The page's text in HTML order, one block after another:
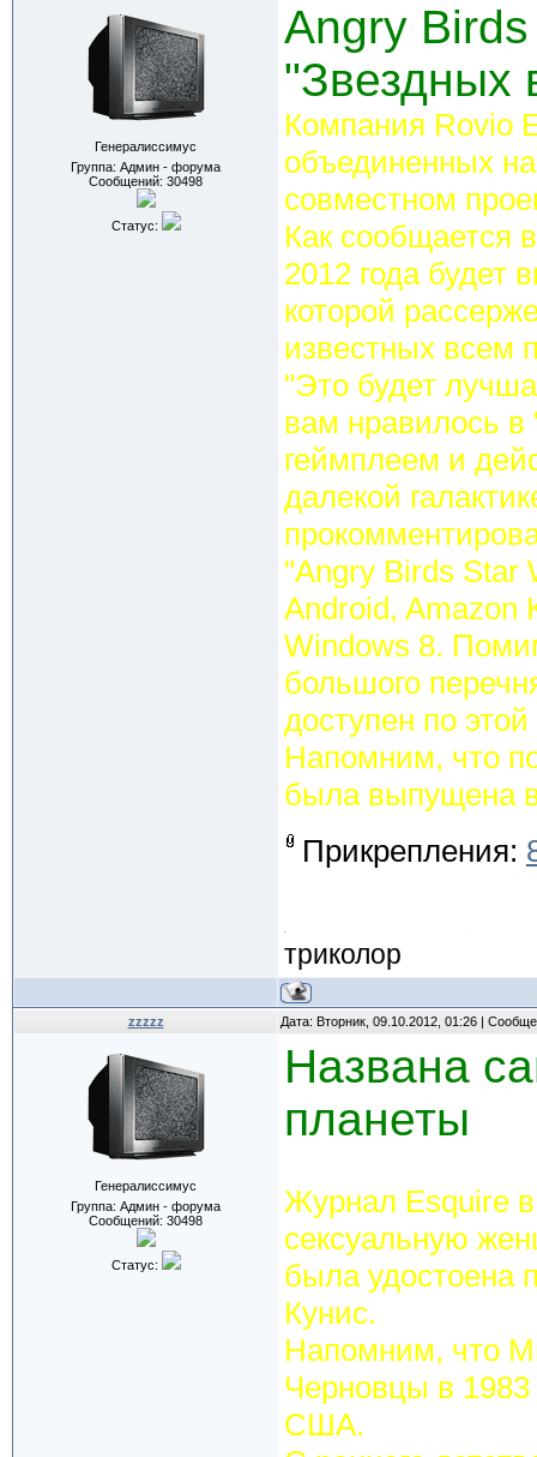
Генералиссимус
Группа: Админ - форума
Сообщений: 30498
Статус:
Angry
"Звездных
Компания Rovio
объединенных
совместном
Как сообщается
2012 года будет
которой
известных всем
"Это будет
вам нравилось
геймплеем и
далекой
"Angry Birds Star
Android, Amazon
Windows 8.
большого
доступен по
Напомним, что
была выпущена в
Прикрепления:
триколор
zzzzz Дата: Вторник, 09.10.2012, 01:26 |
Генералиссимус
Группа: Админ - форума
Сообщений: 30498
Статус:
Названа
планеты
Журнал Esquire
сексуальную
была удостоена
Кунис.
Напомним, что
Черновцы в 1983
США.